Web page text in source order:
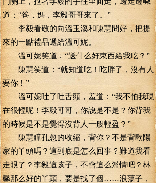
道：“爸，媽，李毅哥哥來了。”
李毅看敬的向溫玉溪和陳慧問好，把提
來的一點禮品遞給溫可妮。
溫可妮笑道：“送什么好東西給我吃？”
陳慧笑道：“就知道吃！吃胖了，沒有人
要你！”
溫可妮吐了吐舌頭，羞道：“我不怕我現
在很輕呢！李毅哥哥，你說是不是？你背我
的時候是不是覺得沒背人一般輕盈？”
陳慧瞳孔忽的收縮，背你？不是背歐陽
家的丫頭嗎？這到底是怎么回事？難道我看
走眼了？李毅這孩子，不會這么濫情吧？林
馨那么好的丫頭，要是找了個……浪蕩子，